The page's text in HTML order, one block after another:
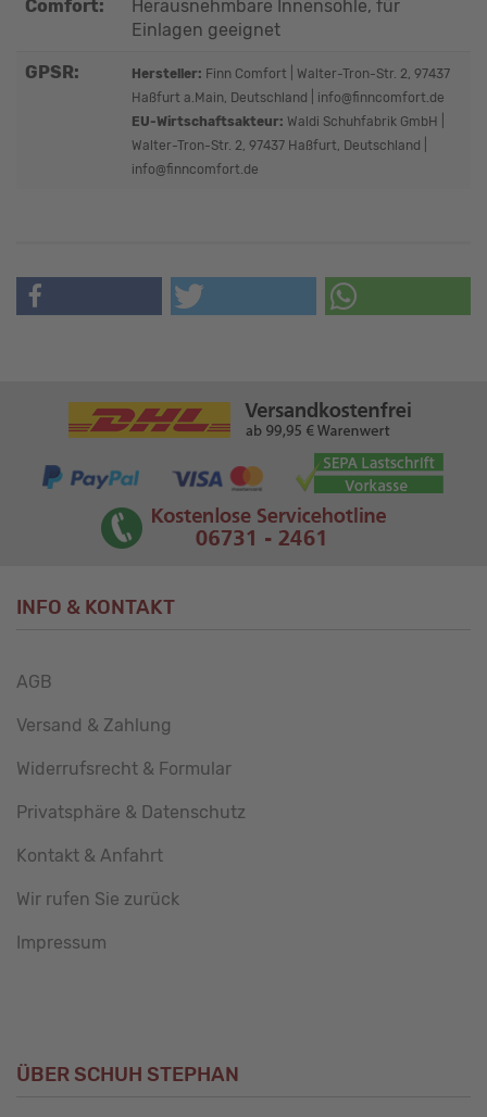
Comfort:
Herausnehmbare Innensohle, für
Einlagen geeignet
GPSR: Hersteller: Finn Comfort | Walter-Tron-Str. 2, 97437
Haßfurt a.Main, Deutschland | info@finncomfort.de
EU-Wirtschaftsakteur: Waldi Schuhfabrik GmbH |
Walter-Tron-Str. 2, 97437 Haßfurt, Deutschland |
info@finncomfort.de
INFO & KONTAKT
AGB
Versand & Zahlung
Widerrufsrecht & Formular
Privatsphäre & Datenschutz
Kontakt & Anfahrt
Wir rufen Sie zurück
Impressum
ÜBER SCHUH STEPHAN